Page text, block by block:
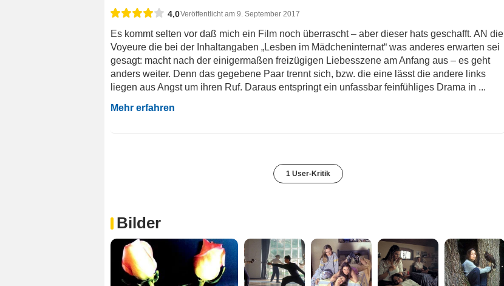
4,0Veröffentlicht am 9. September 2017
Es kommt selten vor daß mich ein Film noch überrascht – aber dieser hats geschafft. AN die
Voyeure die bei der Inhaltangaben „Lesben im Mädcheninternat“ was anderes erwarten sei
gesagt: macht nach der einigermaßen freizügigen Liebesszene am Anfang aus – es geht
anders weiter. Denn das gegebene Paar trennt sich, bzw. die eine lässt die andere links
liegen aus Angst um ihren Ruf. Daraus entspringt ein unfassbar feinfühliges Drama in ...
Mehr erfahren
1 User-Kritik
Bilder